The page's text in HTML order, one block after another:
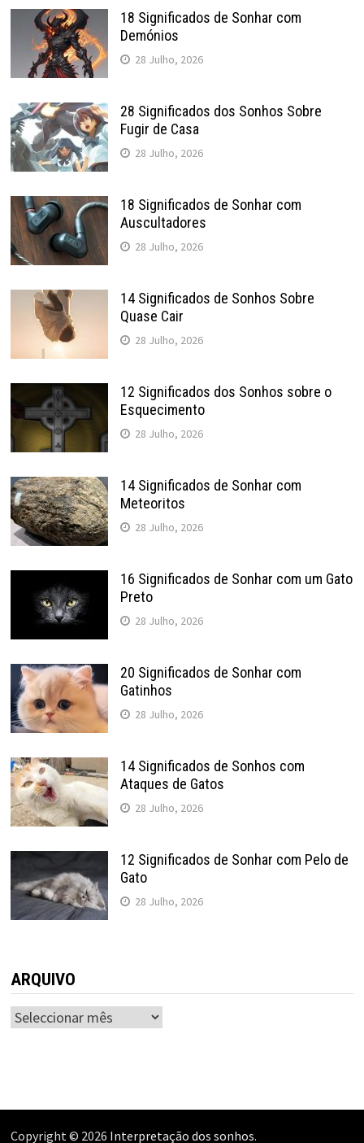
18 Significados de Sonhar com
Demónios
28 Julho, 2026
28 Significados dos Sonhos Sobre
Fugir de Casa
28 Julho, 2026
18 Significados de Sonhar com
Auscultadores
28 Julho, 2026
14 Significados de Sonhos Sobre
Quase Cair
28 Julho, 2026
12 Significados dos Sonhos sobre o
Esquecimento
28 Julho, 2026
14 Significados de Sonhar com
Meteoritos
28 Julho, 2026
16 Significados de Sonhar com um Gato
Preto
28 Julho, 2026
20 Significados de Sonhar com
Gatinhos
28 Julho, 2026
14 Significados de Sonhos com
Ataques de Gatos
28 Julho, 2026
12 Significados de Sonhar com Pelo de
Gato
28 Julho, 2026
ARQUIVO
ARQUIVO
Copyright © 2026 Interpretação dos sonhos.